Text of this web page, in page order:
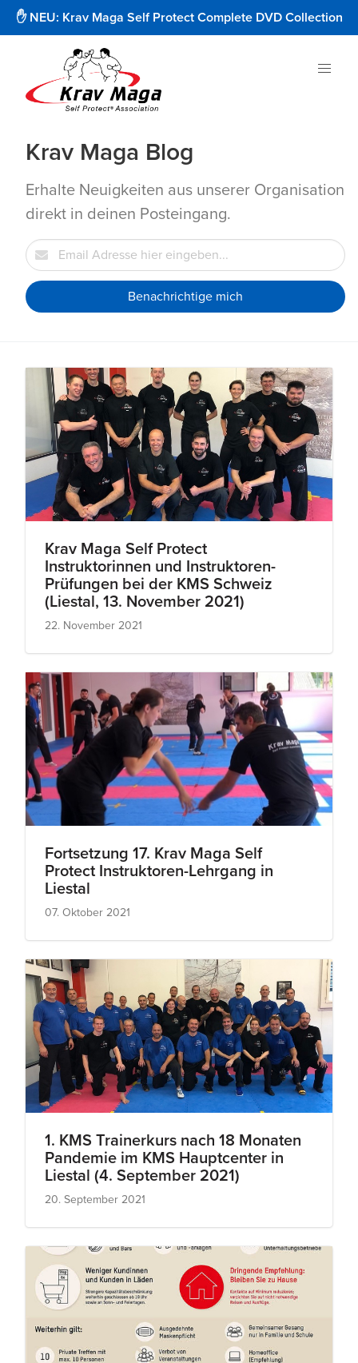
✋ NEU: Krav Maga Self Protect Complete DVD Collection
Krav Maga Blog
Erhalte Neuigkeiten aus unserer Organisation
direkt in deinen Posteingang.
Krav Maga Self Protect
Instruktorinnen und Instruktoren-
Prüfungen bei der KMS Schweiz
(Liestal, 13. November 2021)
22. November 2021
Fortsetzung 17. Krav Maga Self
Protect Instruktoren-Lehrgang in
Liestal
07. Oktober 2021
1. KMS Trainerkurs nach 18 Monaten
Pandemie im KMS Hauptcenter in
Liestal (4. September 2021)
20. September 2021